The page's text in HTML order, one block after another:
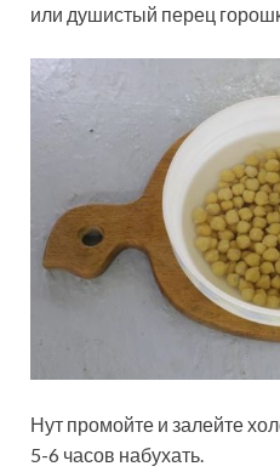
или душистый перец
Нут промойте и залейте
5-6 часов набухать.